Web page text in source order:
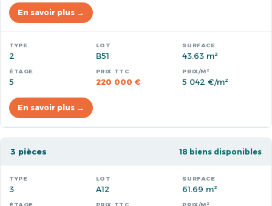
En savoir plus →
2 B51 43.63 m²
5 220 000 € 5 042 €/m²
En savoir plus →
3 pièces 18 biens disponibles
3 A12 61.69 m²